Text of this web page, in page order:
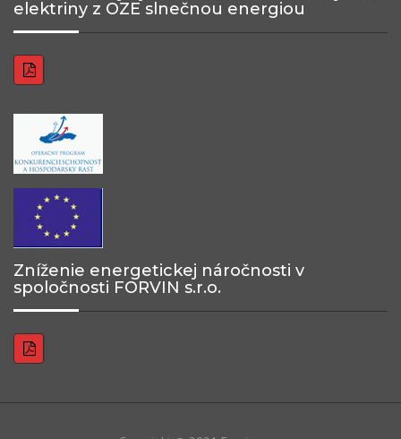
elektriny z OZE slnečnou energiou
Zníženie energetickej náročnosti v
spoločnosti FORVIN s.r.o.